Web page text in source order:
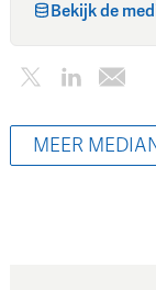
Bekijk de
MEER